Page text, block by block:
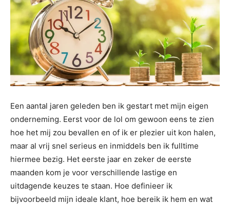
Een aantal jaren geleden ben ik gestart met mijn eigen
onderneming. Eerst voor de lol om gewoon eens te zien
hoe het mij zou bevallen en of ik er plezier uit kon halen,
maar al vrij snel serieus en inmiddels ben ik fulltime
hiermee bezig. Het eerste jaar en zeker de eerste
maanden kom je voor verschillende lastige en
uitdagende keuzes te staan. Hoe definieer ik
bijvoorbeeld mijn ideale klant, hoe bereik ik hem en wat